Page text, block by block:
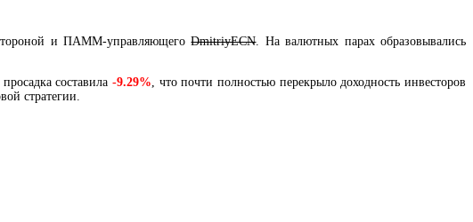
и ПАММ-управляющегоDmitriyECN. На валютных парах образовывались
составила -9.29%, что почти полностью перекрыло доходность инвесторов
стратегии.